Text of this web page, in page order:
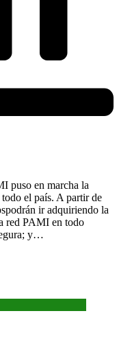
puso en marcha la
el país. A partir de
ir adquiriendo la
red PAMI en todo
y…